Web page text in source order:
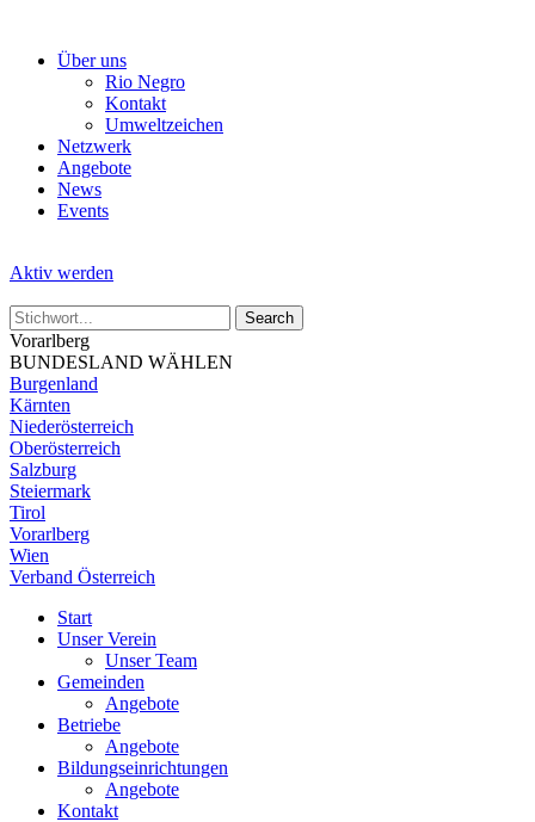
Über uns
Rio Negro
Kontakt
Umweltzeichen
Netzwerk
Angebote
News
Events
Aktiv werden
Vorarlberg
BUNDESLAND WÄHLEN
Burgenland
Kärnten
Niederösterreich
Oberösterreich
Salzburg
Steiermark
Tirol
Vorarlberg
Wien
Verband Österreich
Start
Unser Verein
Unser Team
Gemeinden
Angebote
Betriebe
Angebote
Bildungseinrichtungen
Angebote
Kontakt